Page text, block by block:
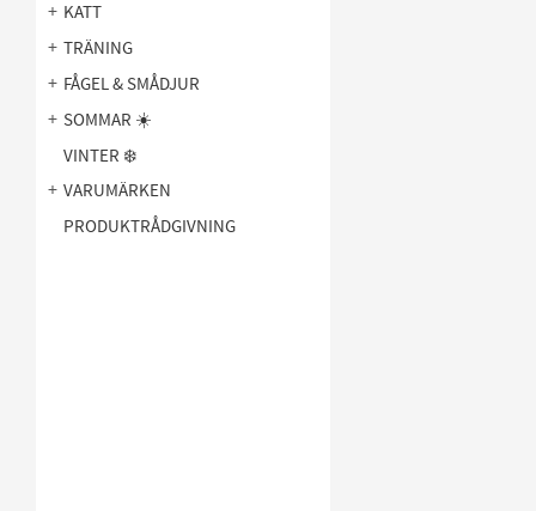
KATT
TRÄNING
FÅGEL & SMÅDJUR
SOMMAR ☀️
VINTER ❄️
VARUMÄRKEN
PRODUKTRÅDGIVNING